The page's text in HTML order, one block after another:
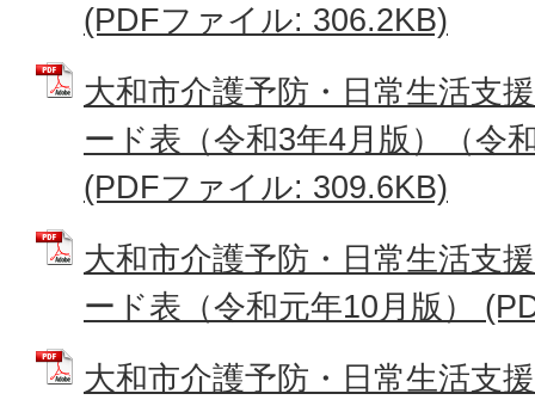
(PDFファイル: 306.2KB)
大和市介護予防・日常生活支
ード表（令和3年4月版）（令
(PDFファイル: 309.6KB)
大和市介護予防・日常生活支
ード表（令和元年10月版）
大和市介護予防・日常生活支